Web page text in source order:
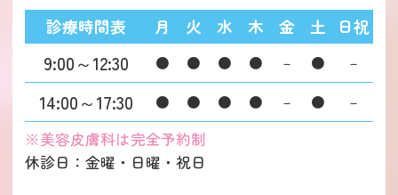
※美容皮膚科は完全予約制
休診日：金曜・日曜・祝日
診療時間表 月 火 水 木 金 土 日祝
9:00～12:30 ● ● ● ● － ● －
14:00～17:30 ● ● ● ● － ● －